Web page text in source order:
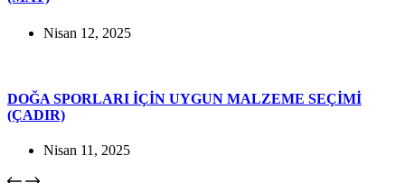
Nisan 12, 2025
DOĞA SPORLARI İÇİN UYGUN MALZEME SEÇİMİ
(ÇADIR)
Nisan 11, 2025